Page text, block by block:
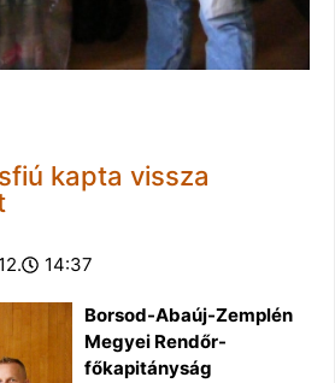
kapta vissza
14:37
Borsod-Abaúj-Zemplén
Megyei Rendőr-
főkapitányság